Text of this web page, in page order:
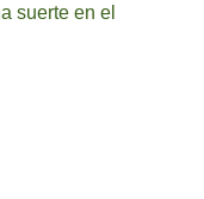
suerte en el